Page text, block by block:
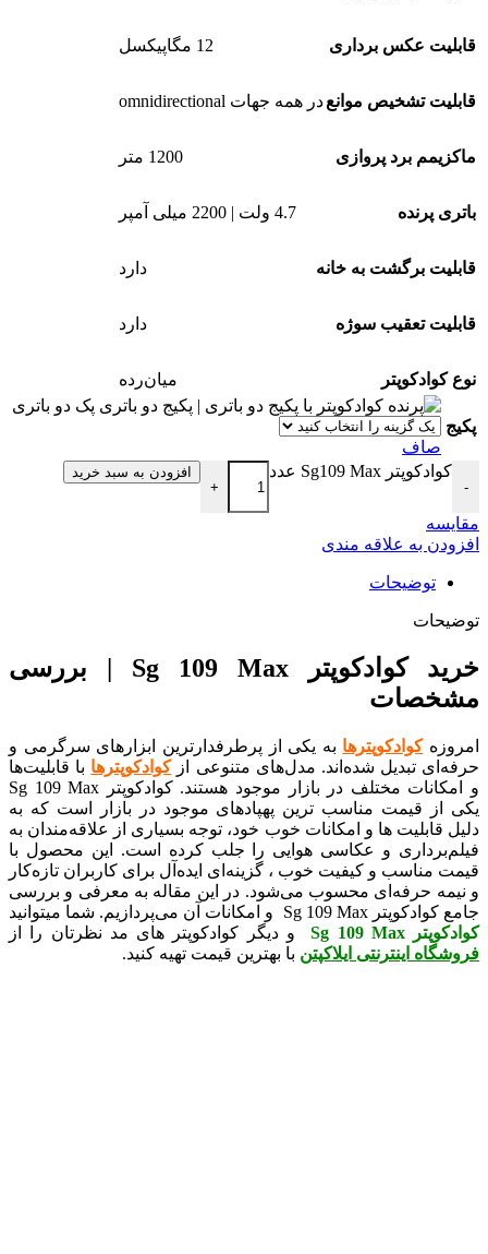
قابلیت عکس برداری 12 مگاپیکسل
قابلیت تشخیص موانعدر همه جهات omnidirectional
ماکزیمم برد پروازی 1200 متر
باتری پرنده 4.7 ولت | 2200 میلی آمپر
قابلیت برگشت به خانه دارد
قابلیت تعقیب سوژه دارد
نوع کوادکوپتر میان‌رده
پکیج
پک دو باتری
صاف
-
کوادکوپتر Sg109 Max عدد
+
افزودن به سبد خرید
مقایسه
افزودن به علاقه مندی
توضیحات
توضیحات
خرید کوادکوپتر Sg 109 Max | بررسی
مشخصات
امروزه کوادکوپترها به یکی از پرطرفدارترین ابزارهای سرگرمی و
حرفه‌ای تبدیل شده‌اند. مدل‌های متنوعی از کوادکوپترها با قابلیت‌ها
و امکانات مختلف در بازار موجود هستند. کوادکوپتر Sg 109 Max
یکی از قیمت مناسب ترین پهپادهای موجود در بازار است که به
دلیل قابلیت‌ ها و امکانات خوب خود، توجه بسیاری از علاقه‌مندان به
فیلم‌برداری و عکاسی هوایی را جلب کرده است. این محصول با
قیمت مناسب و کیفیت خوب ، گزینه‌ای ایده‌آل برای کاربران تازه‌کار
و نیمه حرفه‌ای محسوب می‌شود. در این مقاله به معرفی و بررسی
جامع کوادکوپتر Sg 109 Max و امکانات آن می‌پردازیم. شما میتوانید
کوادکوپتر Sg 109 Max
و دیگر کوادکوپتر های مد نظرتان را از
فروشگاه اینترنتی ایلاکپتن با بهترین قیمت تهیه کنید.